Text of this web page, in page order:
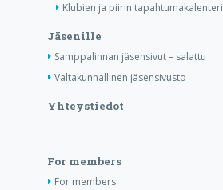
Klubien ja piirin tapahtumakalenteri
Jäsenille
Samppalinnan jäsensivut – salattu
Valtakunnallinen jäsensivusto
Yhteystiedot
For members
For members